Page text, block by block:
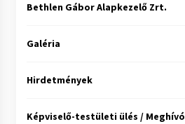
Bethlen Gábor Alapkezelő Zrt.
Galéria
Hirdetmények
Képviselő-testületi ülés / Meghívó